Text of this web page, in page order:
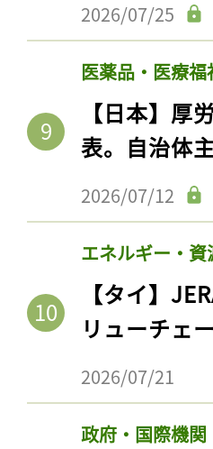
2026/07/25
医薬品・医療福
【日本】厚
表。自治体
2026/07/12
エネルギー・資
【タイ】
リューチェ
2026/07/21
政府・国際機関